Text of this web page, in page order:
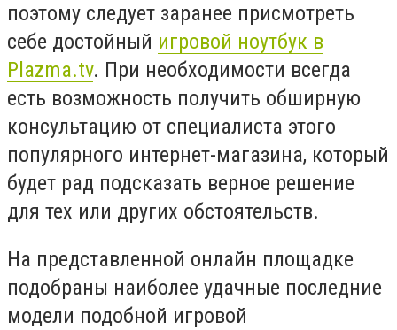
поэтому следует заранее присмотреть
себе достойный игровой ноутбук в
Plazma.tv. При необходимости всегда
есть возможность получить обширную
консультацию от специалиста этого
популярного интернет-магазина, который
будет рад подсказать верное решение
для тех или других обстоятельств.
На представленной онлайн площадке
подобраны наиболее удачные последние
модели подобной игровой